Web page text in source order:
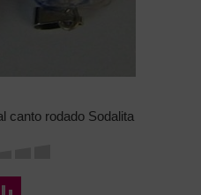
canto rodado Sodalita